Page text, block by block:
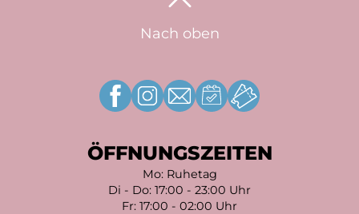
Nach oben
ÖFFNUNGSZEITEN
Mo: Ruhetag
Di - Do: 17:00 - 23:00 Uhr
Fr: 17:00 - 02:00 Uhr